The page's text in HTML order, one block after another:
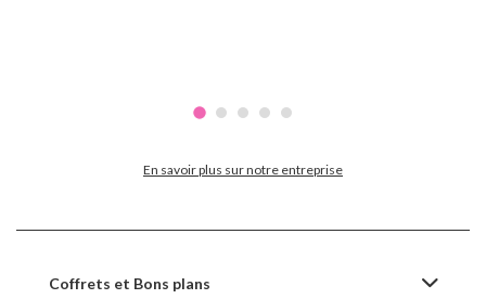
En savoir plus sur notre entreprise
Coffrets et Bons plans